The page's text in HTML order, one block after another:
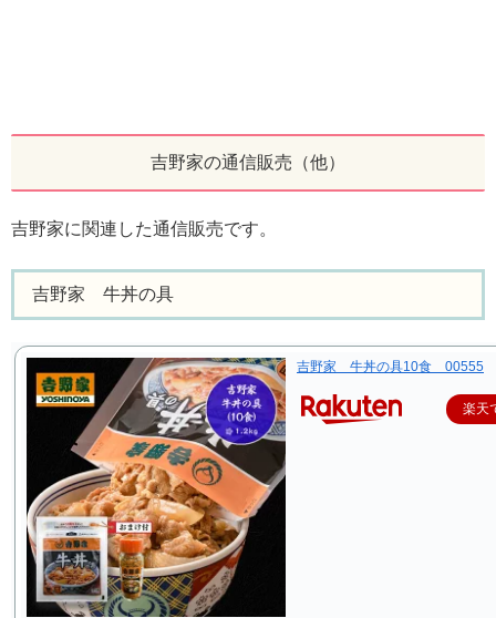
吉野家の通信販売（他）
吉野家に関連した通信販売です。
吉野家 牛丼の具
吉野家 牛丼の具10食 00555
楽天